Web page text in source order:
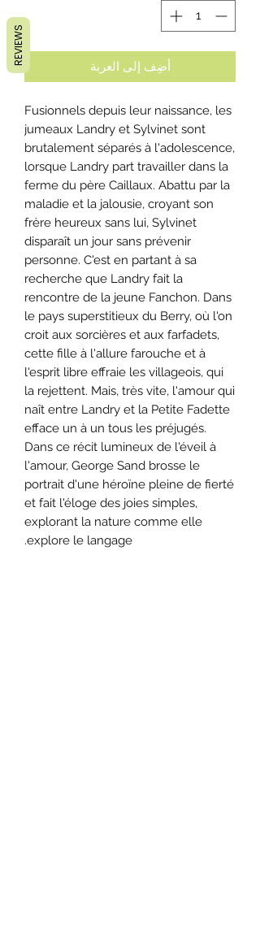
أضِف إلى العربة
Fusionnels depuis leur naissance, les
jumeaux Landry et Sylvinet sont
brutalement séparés à l'adolescence,
lorsque Landry part travailler dans la
ferme du père Caillaux. Abattu par la
maladie et la jalousie, croyant son
frère heureux sans lui, Sylvinet
disparaît un jour sans prévenir
personne. C'est en partant à sa
recherche que Landry fait la
rencontre de la jeune Fanchon. Dans
le pays superstitieux du Berry, où l'on
croit aux sorcières et aux farfadets,
cette fille à l'allure farouche et à
l'esprit libre effraie les villageois, qui
la rejettent. Mais, très vite, l'amour qui
naît entre Landry et la Petite Fadette
efface un à un tous les préjugés.
Dans ce récit lumineux de l'éveil à
l'amour, George Sand brosse le
portrait d'une héroïne pleine de fierté
et fait l'éloge des joies simples,
explorant la nature comme elle
explore le langage.
REVIEWS